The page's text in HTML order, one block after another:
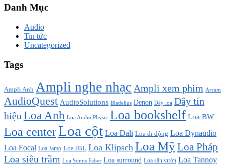
Danh Mục
Audio
Tin tức
Uncategorized
Tags
Ampli Anh Ampli nghe nhạc Ampli xem phim Arcam
AudioQuest AudioSolutions Bladelius Denon Dây loa Dây tín
hiệu Loa Anh Loa Audio Physic Loa bookshelf Loa BW
Loa centerLoa cột Loa Dali Loa di động Loa Dynaudio
Loa Focal Loa Jamo Loa JBL Loa Klipsch Loa MỹLoa Pháp
Loa siêu trầm Loa Sonus Faber Loa surround Loa sân vườn Loa Tannoy